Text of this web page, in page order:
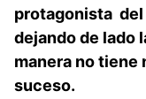
protagonista del
dejando de lado
manera no tiene
suceso.